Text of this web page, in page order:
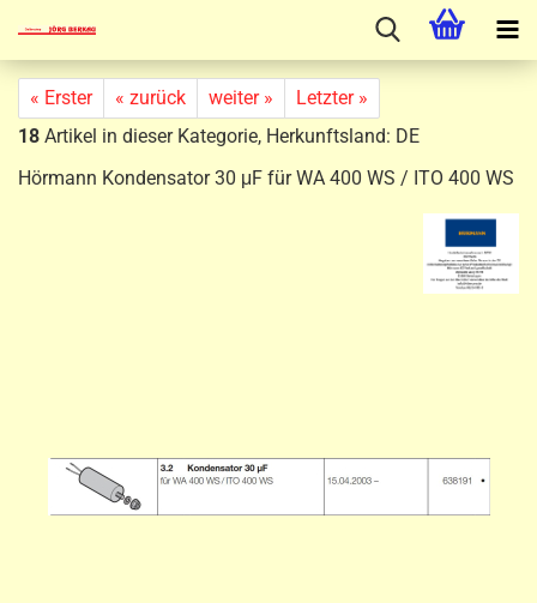
« Erster « zurück weiter »
Letzter »
18 Artikel in dieser Kategorie, Herkunftsland: DE
Hörmann Kondensator 30 μF für WA 400 WS / ITO 400 WS